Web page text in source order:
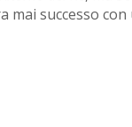
mai successo